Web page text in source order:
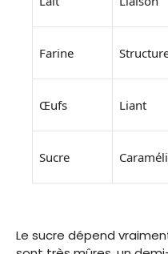
Farine
Œufs Liant
Sucre
Le sucre dépend